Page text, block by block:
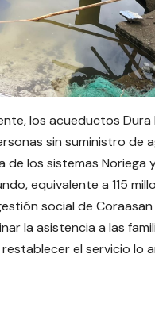
los acueductos
sin suministro de
de los sistemas
equivalente a 115
social de
la asistencia a las
el servicio lo